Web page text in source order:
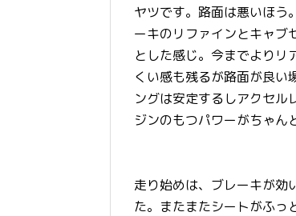
ヤツです。路面は悪いほう
ーキのリファインとキャブ
とした感じ。今までよりリ
くい感も残るが路面が良い
ングは安定するしアクセル
ジンのもつパワーがちゃん
走り始めは、ブレーキが効
た。またまたシートがふ